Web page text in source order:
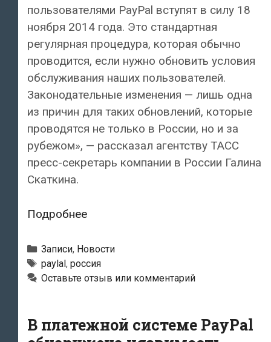
пользователями PayPal вступят в силу 18
ноября 2014 года. Это стандартная
регулярная процедура, которая обычно
проводится, если нужно обновить условия
обслуживания наших пользователей.
Законодательные изменения — лишь одна
из причин для таких обновлений, которые
проводятся не только в России, но и за
рубежом», — рассказал агентству ТАСС
пресс-секретарь компании в России Галина
Скаткина.
ПодробнееПлатежная
PayPal
ограничила
платежи
России
Рубрики
Записи, Новости
Метки
paylal , россия
Оставьте отзыв или комментарий
В платежной системе PayPal